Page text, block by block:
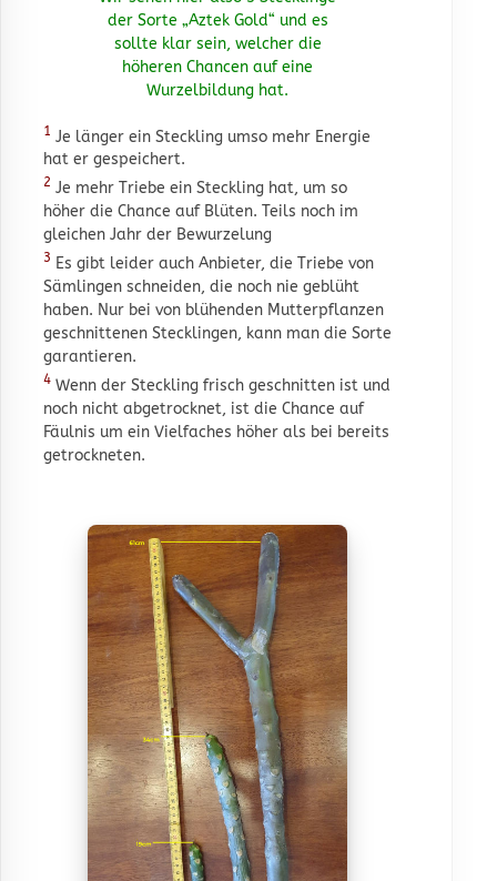
der Sorte „Aztek Gold“ und es
sollte klar sein, welcher die
höheren Chancen auf eine
Wurzelbildung hat.
1 Je länger ein Steckling umso mehr Energie
hat er gespeichert.
2 Je mehr Triebe ein Steckling hat, um so
höher die Chance auf Blüten. Teils noch im
gleichen Jahr der Bewurzelung
3 Es gibt leider auch Anbieter, die Triebe von
Sämlingen schneiden, die noch nie geblüht
haben. Nur bei von blühenden Mutterpflanzen
geschnittenen Stecklingen, kann man die Sorte
garantieren.
4 Wenn der Steckling frisch geschnitten ist und
noch nicht abgetrocknet, ist die Chance auf
Fäulnis um ein Vielfaches höher als bei bereits
getrockneten.